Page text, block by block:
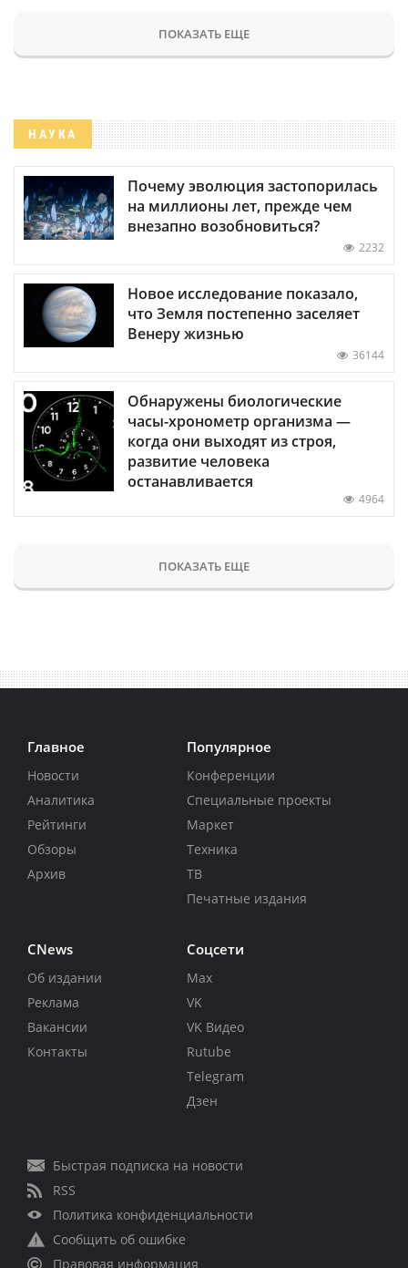
ПОКАЗАТЬ ЕЩЕ
НАУКА
Почему эволюция застопорилась
на миллионы лет, прежде чем
внезапно возобновиться?
2232
Новое исследование показало,
что Земля постепенно заселяет
Венеру жизнью
36144
Обнаружены биологические
часы-хронометр организма —
когда они выходят из строя,
развитие человека
останавливается
4964
ПОКАЗАТЬ ЕЩЕ
Главное
Новости
Аналитика
Рейтинги
Обзоры
Архив
Популярное
Конференции
Специальные проекты
Маркет
Техника
ТВ
Печатные издания
CNews
Об издании
Реклама
Вакансии
Контакты
Соцсети
Max
VK
VK Видео
Rutube
Telegram
Дзен
Быстрая подписка на новости
RSS
Политика конфиденциальности
Сообщить об ошибке
Правовая информация